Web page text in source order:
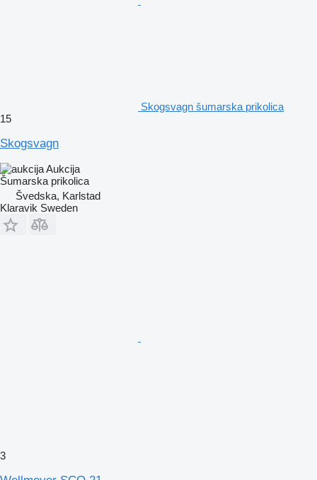
Skogsvagn šumarska prikolica
15
Skogsvagn
Aukcija
Šumarska prikolica
Švedska, Karlstad
Klaravik Sweden
3